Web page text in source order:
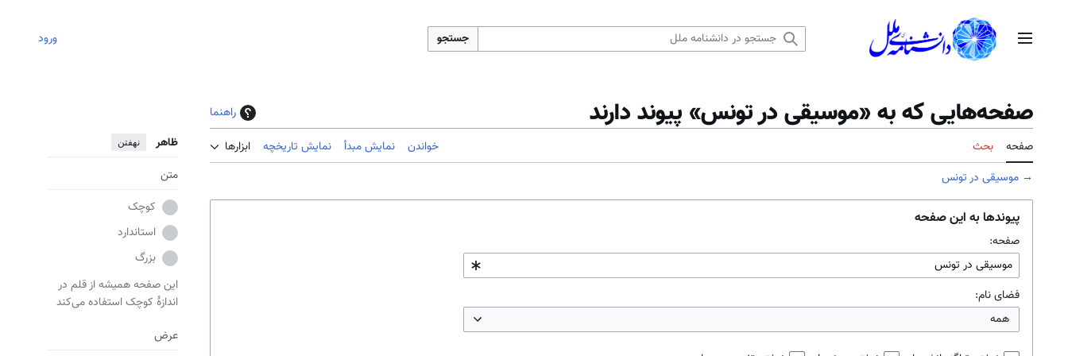
منوی اصلی جستجو ورود
صفحه‌هایی که به «موسیقی در تونس» پیوند دارند
راهنما
صفحه
بحث خواندن نمایش مبدأ نمایش تاریخچه ابزارها ظاهر نهفتن
متن
کوچک
استاندارد
بزرگ
این صفحه همیشه از قلم در
اندازهٔ کوچک استفاده می‌کند
عرض
→ موسیقی در تونس
پیوندها به این صفحه
صفحه:
فضای نام:
همه